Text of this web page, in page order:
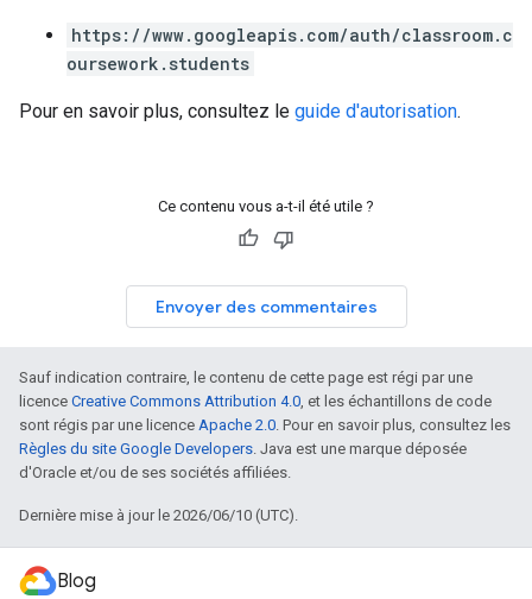
https://www.googleapis.com/auth/classroom.c
oursework.students
Pour en savoir plus, consultez le guide d'autorisation.
Ce contenu vous a-t-il été utile ?
Envoyer des commentaires
Sauf indication contraire, le contenu de cette page est régi par une
licence Creative Commons Attribution 4.0, et les échantillons de code
sont régis par une licence Apache 2.0. Pour en savoir plus, consultez les
Règles du site Google Developers. Java est une marque déposée
d'Oracle et/ou de ses sociétés affiliées.
Dernière mise à jour le 2026/06/10 (UTC).
Blog